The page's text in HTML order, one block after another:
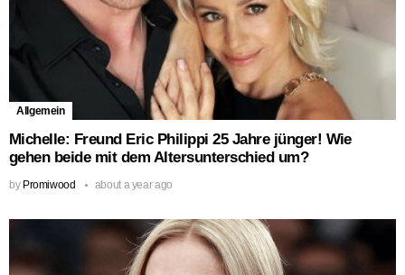
Allgemein
Michelle: Freund Eric Philippi 25 Jahre jünger! Wie
gehen beide mit dem Altersunterschied um?
by Promiwood about a year ago